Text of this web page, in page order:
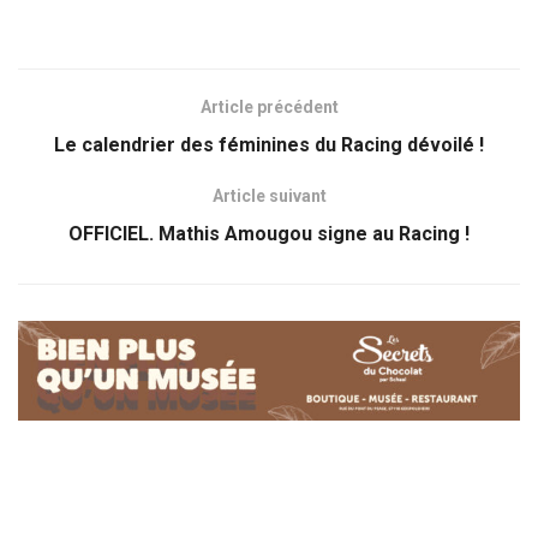
Article précédent
Le calendrier des féminines du Racing dévoilé !
Article suivant
OFFICIEL. Mathis Amougou signe au Racing !